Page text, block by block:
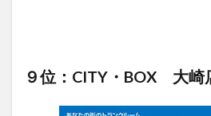
９位：CITY・BOX 大崎